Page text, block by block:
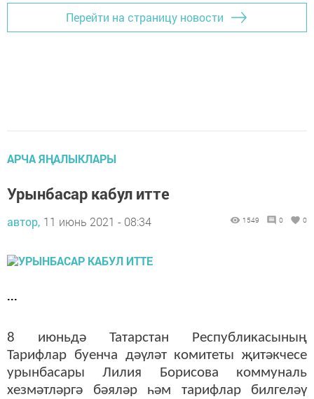
Перейти на страницу новости
АРЧА ЯҢАЛЫКЛАРЫ
Урынбасар кабул итте
автор, 11 июнь 2021 - 08:34 1549 0 0
...
8 июньдә Татарстан Республикасының
Тарифлар буенча дәүләт комитеты җитәкчесе
урынбасары Лилия Борисова коммуналь
хезмәтләргә бәяләр һәм тарифлар билгеләү